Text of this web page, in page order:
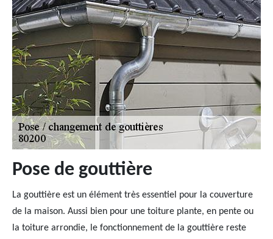
Pose de gouttière
La gouttière est un élément très essentiel pour la couverture
de la maison. Aussi bien pour une toiture plante, en pente ou
la toiture arrondie, le fonctionnement de la gouttière reste